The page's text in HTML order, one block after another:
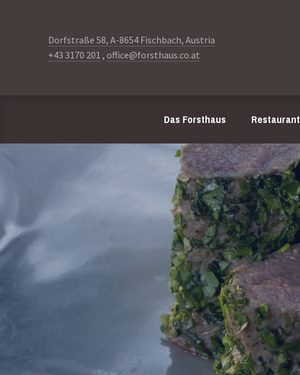
Dorfstraße 58, A-8654 Fischbach, Austria
+43 3170 201 , office@forsthaus.co.at
Das Forsthaus Restaurant